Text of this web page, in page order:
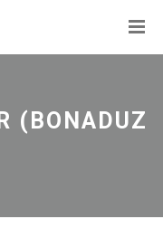
(BONADUZ